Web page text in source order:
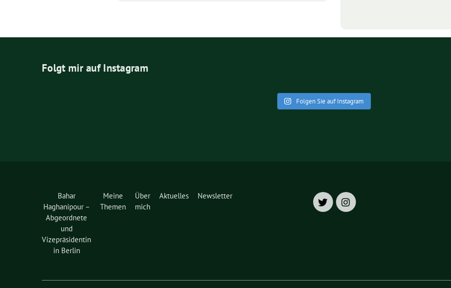
Folgt mir auf Instagram
Folgen Sie auf Instagram
Bahar
Haghanipour –
Abgeordnete
und
Vizepräsidentin
in Berlin
Meine
Themen
Über
mich
Aktuelles Newsletter